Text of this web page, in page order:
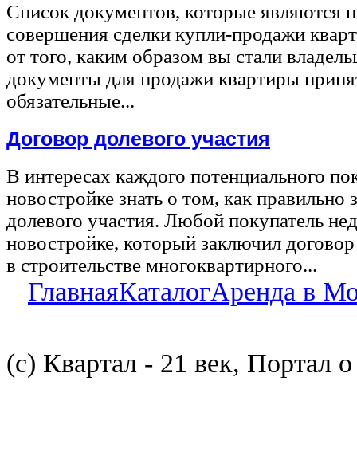
Список документов, которые являются
совершения сделки купли-продажи
от того, каким образом вы стали
документы для продажи квартиры
обязательные...
Договор долевого участия
В интересах каждого потенциального
новостройке знать о том, как правильно
долевого участия. Любой покупатель
новостройке, который заключил
в строительстве многоквартирного...
ГлавнаяКаталогАренда в
(с) Квартал - 21 век, Портал